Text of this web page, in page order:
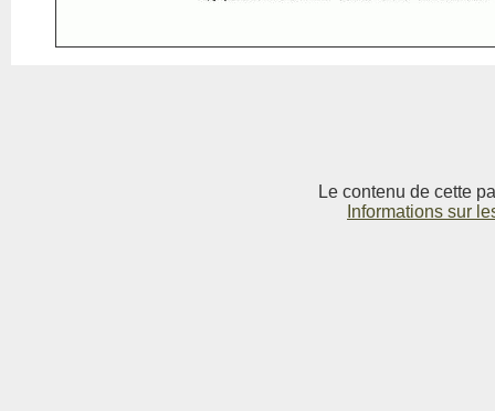
Le contenu de cette
Informations sur